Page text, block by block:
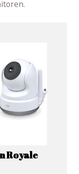
Royale